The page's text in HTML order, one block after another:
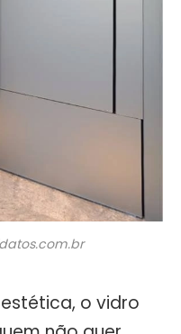
o vidro